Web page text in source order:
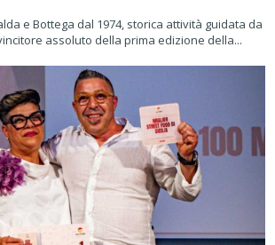
e Bottega dal 1974, storica attività guidata da
assoluto della prima edizione della...